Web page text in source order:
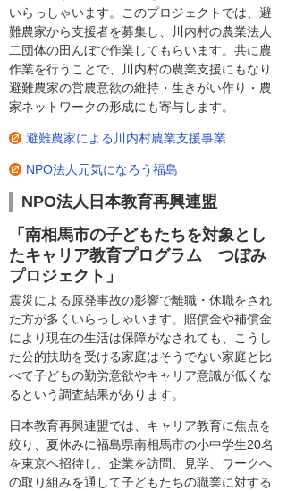
いらっしゃいます。このプロジェクトでは、避
難農家から支援者を募集し、川内村の農業法人
二団体の田んぼで作業してもらいます。共に農
作業を行うことで、川内村の農業支援にもなり
避難農家の営農意欲の維持・生きがい作り・農
家ネットワークの形成にも寄与します。
避難農家による川内村農業支援事業
NPO法人元気になろう福島
NPO法人日本教育再興連盟
「南相馬市の子どもたちを対象とし
たキャリア教育プログラム つぼみ
プロジェクト」
震災による原発事故の影響で離職・休職をされ
た方が多くいらっしゃいます。賠償金や補償金
により現在の生活は保障がなされても、こうし
た公的扶助を受ける家庭はそうでない家庭と比
べて子どもの勤労意欲やキャリア意識が低くな
るという調査結果があります。
日本教育再興連盟では、キャリア教育に焦点を
絞り、夏休みに福島県南相馬市の小中学生20名
を東京へ招待し、企業を訪問、見学、ワークへ
の取り組みを通して子どもたちの職業に対する